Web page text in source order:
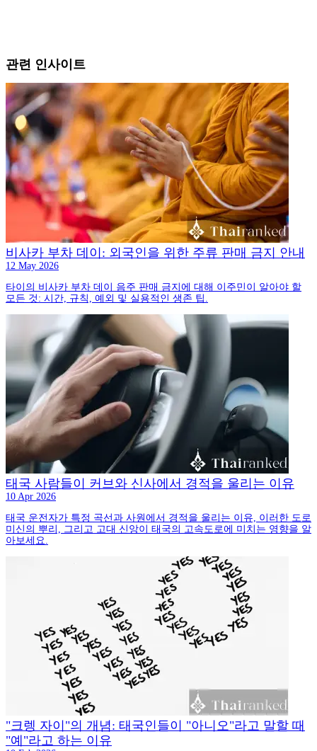
관련 인사이트
비사카 부차 데이: 외국인을 위한 주류 판매 금지 안내
12 May 2026
타이의 비사카 부차 데이 음주 판매 금지에 대해 이주민이 알아야 할
모든 것: 시간, 규칙, 예외 및 실용적인 생존 팁.
태국 사람들이 커브와 신사에서 경적을 울리는 이유
10 Apr 2026
태국 운전자가 특정 곡선과 사원에서 경적을 울리는 이유, 이러한 도로
미신의 뿌리, 그리고 고대 신앙이 태국의 고속도로에 미치는 영향을 알
아보세요.
"크렝 자이"의 개념: 태국인들이 "아니오"라고 말할 때
"예"라고 하는 이유